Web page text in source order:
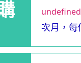
undefined
次月，每